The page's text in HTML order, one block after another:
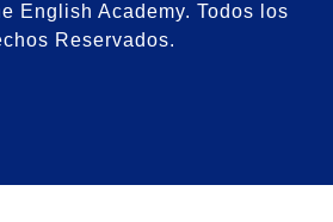
English Academy. Todos los
Reservados.